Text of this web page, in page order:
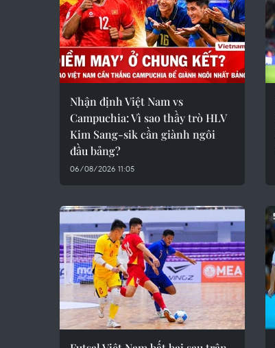
Nhận định Việt Nam vs
Campuchia: Vì sao thầy trò HLV
Kim Sang-sik cần giành ngôi
đầu bảng?
06/08/2026 11:05